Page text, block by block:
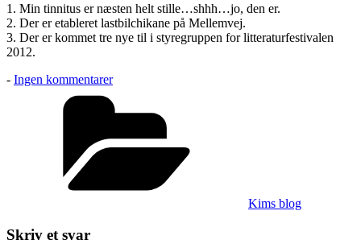
1. Min tinnitus er næsten helt stille…shhh…jo, den er.
2. Der er etableret lastbilchikane på Mellemvej.
3. Der er kommet tre nye til i styregruppen for litteraturfestivalen
2012.
- Ingen kommentarertil
tre
Kims blog
Skriv et svar